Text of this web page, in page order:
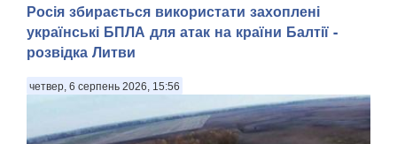
Росія збирається використати захоплені
українські БПЛА для атак на країни Балтії -
розвідка Литви
четвер, 6 серпень 2026, 15:56